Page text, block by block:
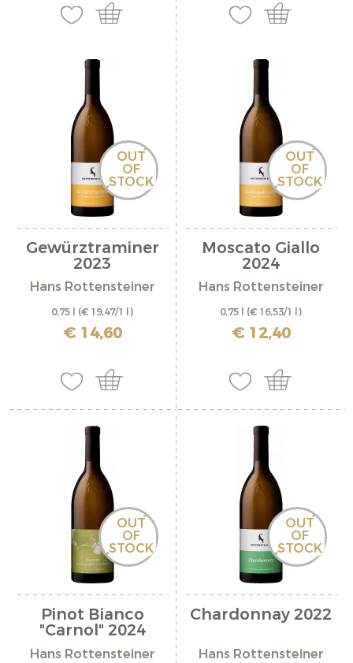
OUT
OF
STOCK
Gewürztraminer
2023
Hans Rottensteiner
0,75 l (€ 19,47/1 l)
incl. IVA più costi di spedizione
€ 14,60
OUT
OF
STOCK
Moscato Giallo
2024
Hans Rottensteiner
0,75 l (€ 16,53/1 l)
incl. IVA più costi di spedizione
€ 12,40
OUT
OF
STOCK
Pinot Bianco
"Carnol" 2024
Hans Rottensteiner
OUT
OF
STOCK
Chardonnay 2022
Hans Rottensteiner